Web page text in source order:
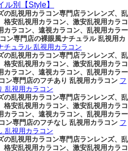
ル別【Style】
の乱視用カラコン専門店ランレンズ、乱
格安乱視用カラコン、激安乱視用カラコ
カラコン、遠視カラコン、乱視用カラー
ン専門店の裸眼風ナチュラル 乱視用カ
チュラル 乱視用カラコン
の乱視用カラコン専門店ランレンズ、乱
格安乱視用カラコン、激安乱視用カラコ
カラコン、遠視カラコン、乱視用カラー
ン専門店のフチあり 乱視用カラコン フ
乱視用カラコン
の乱視用カラコン専門店ランレンズ、乱
格安乱視用カラコン、激安乱視用カラコ
カラコン、遠視カラコン、乱視用カラー
ン専門店のフチなし 乱視用カラコン フ
乱視用カラコン
の乱視用カラコン専門店ランレンズ、乱
格安乱視用カラコン、激安乱視用カラコ